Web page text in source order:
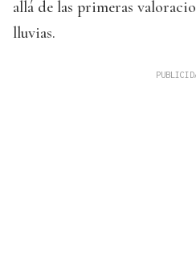
allá de las primeras
lluvias.